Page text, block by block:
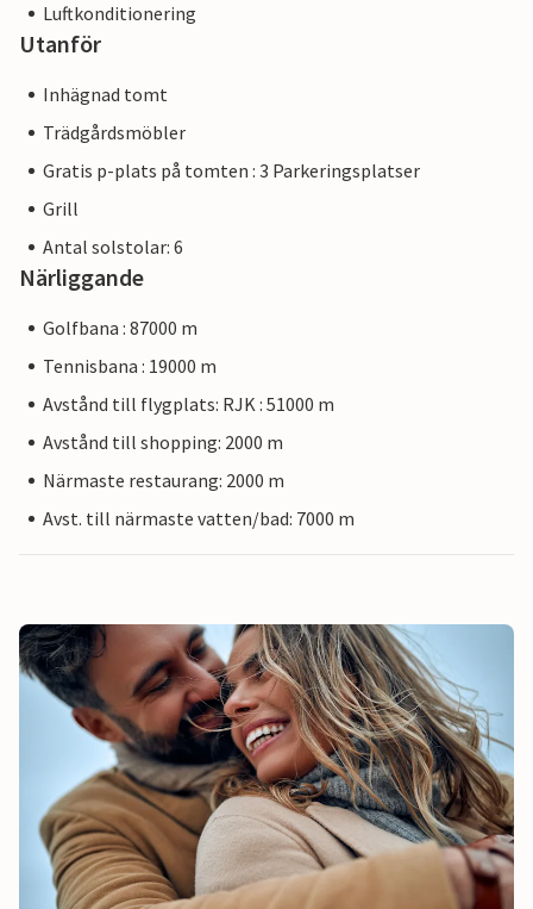
Luftkonditionering
Utanför
Inhägnad tomt
Trädgårdsmöbler
Gratis p-plats på tomten : 3 Parkeringsplatser
Grill
Antal solstolar: 6
Närliggande
Golfbana : 87000 m
Tennisbana : 19000 m
Avstånd till flygplats: RJK : 51000 m
Avstånd till shopping: 2000 m
Närmaste restaurang: 2000 m
Avst. till närmaste vatten/bad: 7000 m